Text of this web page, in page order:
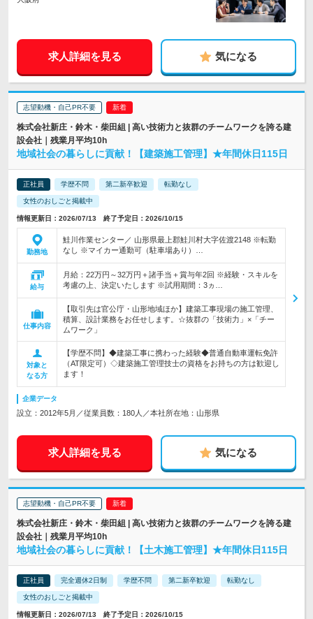
求人詳細を見る 気になる
志望動機・自己PR不要
株式会社新庄・鈴木・柴田組 | 高い技術力と抜群のチームワークを誇る建
設会社｜残業月平均10h
地域社会の暮らしに貢献！【建築施工管理】★年間休日115日
正社員 学歴不問 第二新卒歓迎 転勤なし
女性のおしごと掲載中
情報更新日：2026/07/13 終了予定日：2026/10/15
勤務地
鮭川作業センター／ 山形県最上郡鮭川村大字佐渡2148 ※転勤
なし ※マイカー通勤可（駐車場あり）…
給与
月給：22万円～32万円＋諸手当＋賞与年2回 ※経験・スキルを
考慮の上、決定いたします ※試用期間：3ヵ…
仕事内容
【取引先は官公庁・山形地域ほか】建築工事現場の施工管理、
積算、設計業務をお任せします。☆抜群の「技術力」×「チー
ムワーク」
対象と
なる方
【学歴不問】◆建築工事に携わった経験◆普通自動車運転免許
（AT限定可）◇建築施工管理技士の資格をお持ちの方は歓迎し
ます！
企業データ
設立：2012年5月／従業員数：180人／本社所在地：山形県
求人詳細を見る 気になる
志望動機・自己PR不要
株式会社新庄・鈴木・柴田組 | 高い技術力と抜群のチームワークを誇る建
設会社｜残業月平均10h
地域社会の暮らしに貢献！【土木施工管理】★年間休日115日
正社員 完全週休2日制 学歴不問 第二新卒歓迎 転勤なし
女性のおしごと掲載中
情報更新日：2026/07/13 終了予定日：2026/10/15